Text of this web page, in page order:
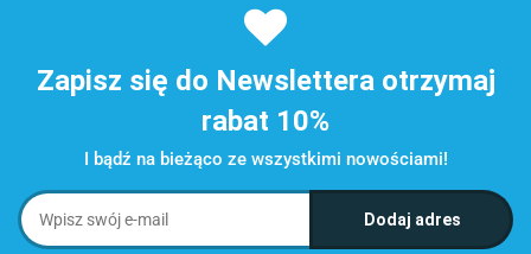
Zapisz się do Newslettera otrzymaj
rabat 10%
I bądź na bieżąco ze wszystkimi nowościami!